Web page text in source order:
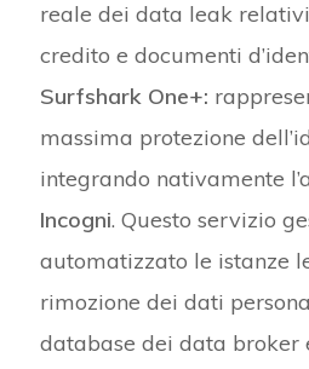
reale dei data leak
credito e documenti
Surfshark One+:
massima protezione
integrando nativamente
Incogni. Questo servizio
automatizzato le istanze
rimozione dei dati
database dei data broker